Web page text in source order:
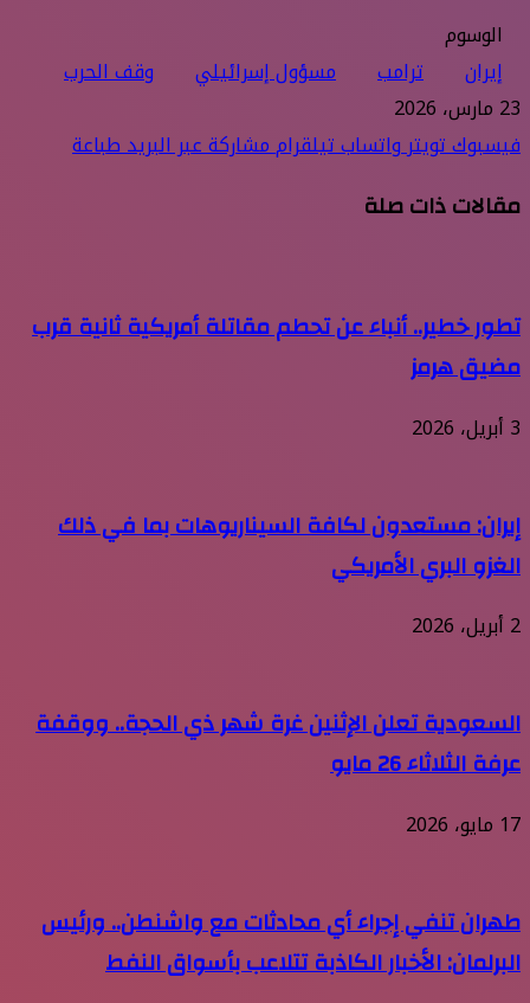
الوسوم
إيران
ترامب مسؤول إسرائيلي
وقف الحرب
23 مارس، 2026
فيسبوكتويتر واتسابتيلقراممشاركة عبر البريدطباعة
مقالات ذات صلة
تطور خطير.. أنباء عن تحطم مقاتلة أمريكية ثانية قرب
مضيق هرمز
3 أبريل، 2026
إيران: مستعدون لكافة السيناريوهات بما في ذلك
الغزو البري الأمريكي
2 أبريل، 2026
السعودية تعلن الإثنين غرة شهر ذي الحجة.. ووقفة
عرفة الثلاثاء 26 مايو
17 مايو، 2026
طهران تنفي إجراء أي محادثات مع واشنطن.. ورئيس
البرلمان: الأخبار الكاذبة تتلاعب بأسواق النفط